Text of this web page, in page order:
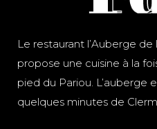
Le restaurant l’Auberge
propose une cuisine à la
pied du Pariou. L’auberge
quelques minutes de